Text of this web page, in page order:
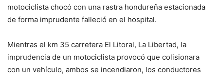
motociclista chocó con una rastra hondureña estacionada
de forma imprudente falleció en el hospital.
Mientras el km 35 carretera El Litoral, La Libertad, la
imprudencia de un motociclista provocó que colisionara
con un vehículo, ambos se incendiaron, los conductores